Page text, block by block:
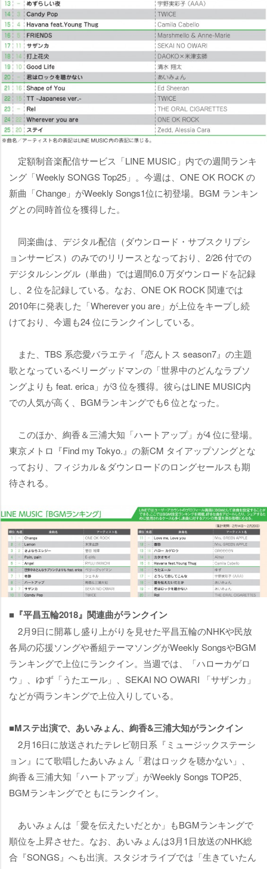
定額制音楽配信サービス「LINE MUSIC」内での週間ランキ
ング「Weekly SONGS Top25」。今週は、ONE OK ROCK の
新曲「Change」がWeekly Songs1位に初登場。BGM ランキン
グとの同時首位を獲得した。
同楽曲は、デジタル配信（ダウンロード・サブスクリプシ
ョンサービス）のみでのリリースとなっており、2/26 付での
デジタルシングル（単曲）では週間6.0 万ダウンロードを記録
し、2 位を記録している。なお、ONE OK ROCK 関連では
2010年に発表した「Wherever you are」が上位をキープし続
けており、今週も24 位にランクインしている。
また、TBS 系恋愛バラエティ『恋んトス season7』の主題
歌となっているベリーグッドマンの「世界中のどんなラブソ
ングよりも feat. erica」が3 位を獲得。彼らはLINE MUSIC内
での人気が高く、BGMランキングでも6 位となった。
このほか、絢香＆三浦大知「ハートアップ」が4 位に登場。
東京メトロ『Find my Tokyo.』の新CM タイアップソングとな
っており、フィジカル＆ダウンロードのロングセールスも期
待される。
■『平昌五輪2018』関連曲がランクイン
2月9日に開幕し盛り上がりを見せた平昌五輪のNHKや民放
各局の応援ソングや番組テーマソングがWeekly SongsやBGM
ランキングで上位にランクイン。当週では、「ハローカゲロ
ウ」、ゆず「うたエール」、SEKAI NO OWARI 「サザンカ」
などが両ランキングで上位入りしている。
■Mステ出演で、あいみょん、絢香&三浦大知がランクイン
2月16日に放送されたテレビ朝日系『ミュージックステーシ
ョン』にて歌唱したあいみょん「君はロックを聴かない」、
絢香＆三浦大知「ハートアップ」がWeekly Songs TOP25、
BGMランキングでともにランクイン。
あいみょんは「愛を伝えたいだとか」もBGMランキングで
順位を上昇させた。なお、あいみょんは3月1日放送のNHK総
合『SONGS』へも出演。スタジオライブでは「生きていたん